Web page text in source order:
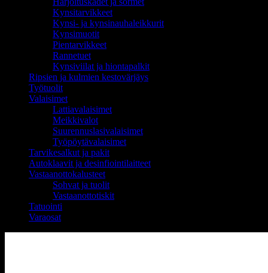
Kynsitarvikkeet
Kynsi- ja kynsinauhaleikkurit
Kynsimuotit
Pientarvikkeet
Rannetuet
Kynsiviilat ja hiontapalkit
Ripsien ja kulmien kestovärjäys
Työtuolit
Valaisimet
Lattiavalaisimet
Meikkivalot
Suurennuslasivalaisimet
Työpöytävalaisimet
Tarvikesalkut ja pakit
Autoklaavit ja desinfiointilaitteet
Vastaanottokalusteet
Sohvat ja tuolit
Vastaanottotiskit
Tatuointi
Varaosat